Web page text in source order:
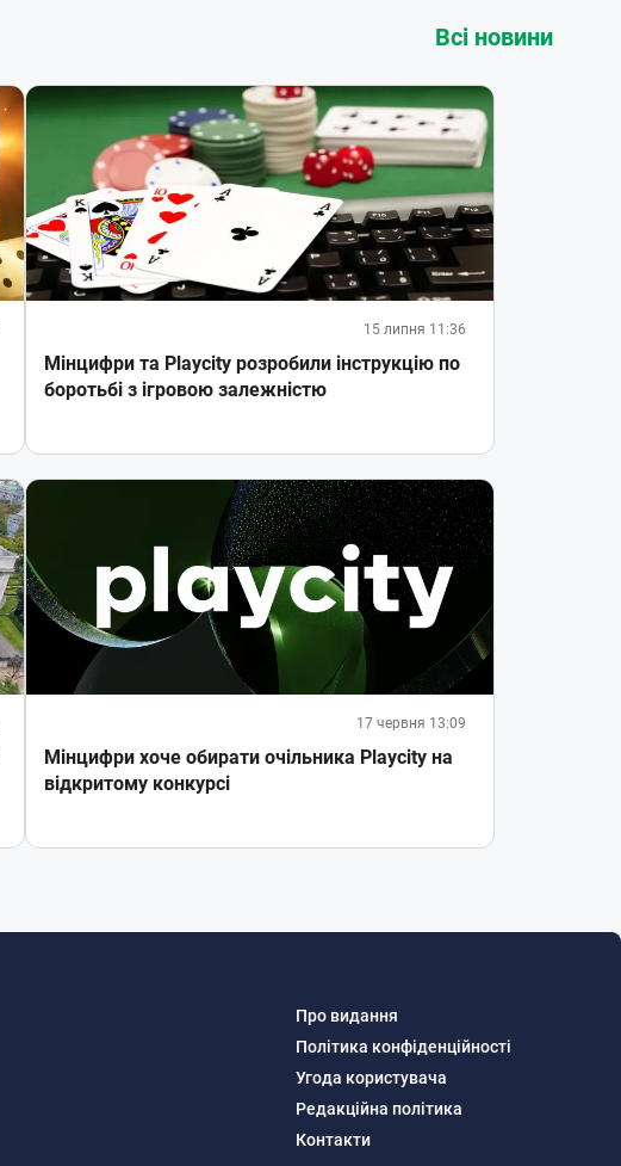
Всі новини
15 липня 11:36
Мінцифри та Playcity розробили інструкцію по
боротьбі з ігровою залежністю
17 червня 13:09
Мінцифри хоче обирати очільника Playcity на
відкритому конкурсі
Про видання
Політика конфіденційності
Угода користувача
Редакційна політика
Контакти